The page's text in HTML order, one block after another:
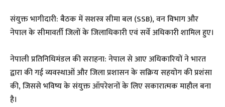
​संयुक्त भागीदारी: बैठक में सशस्त्र सीमा बल (SSB), वन विभाग और
नेपाल के सीमावर्ती जिलों के जिलाधिकारी एवं सर्वे अधिकारी शामिल हुए।
​नेपाली प्रतिनिधिमंडल की सराहना: नेपाल से आए अधिकारियों ने भारत
द्वारा की गई व्यवस्थाओं और जिला प्रशासन के सक्रिय सहयोग की प्रशंसा
की, जिससे भविष्य के संयुक्त ऑपरेशनों के लिए सकारात्मक माहौल बना
है।